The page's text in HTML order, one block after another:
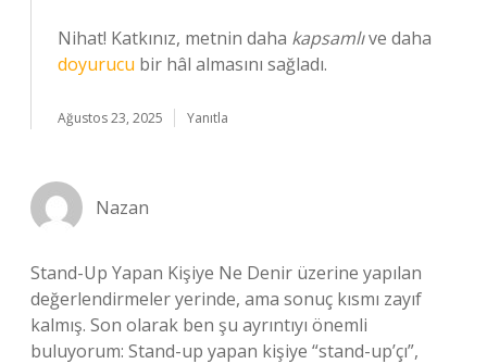
Nihat! Katkınız, metnin daha kapsamlıve daha
doyurucu bir hâl almasını sağladı.
Ağustos 23, 2025 Yanıtla
Nazan
Stand-Up Yapan Kişiye Ne Denir üzerine yapılan
değerlendirmeler yerinde, ama sonuç kısmı zayıf
kalmış. Son olarak ben şu ayrıntıyı önemli
buluyorum: Stand-up yapan kişiye “stand-up’çı”,